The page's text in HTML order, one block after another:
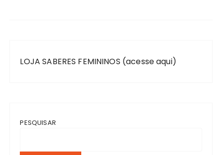
LOJA SABERES FEMININOS (acesse aqui)
PESQUISAR